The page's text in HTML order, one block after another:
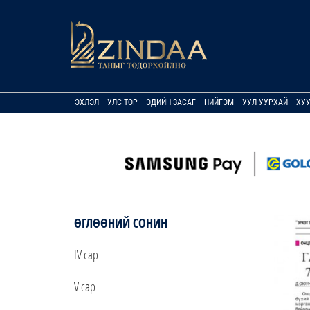
ЭХЛЭЛ УЛС ТӨР ЭДИЙН ЗАСАГ НИЙГЭМ УУЛ УУРХАЙ
ӨГЛӨӨНИЙ СОНИН
IV сар
V сар